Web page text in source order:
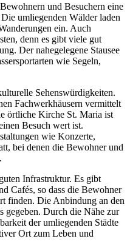
und Besuchern eine
umliegenden Wälder laden
ein. Auch
denn es gibt viele gut
Der nahegelegene Stausee
wie Segeln,
Sehenswürdigkeiten.
Fachwerkhäusern vermittelt
örtliche Kirche St. Maria ist
Besuch wert ist.
wie Konzerte,
bei denen die Bewohner und
Infrastruktur. Es gibt
Cafés, so dass die Bewohner
finden. Die Anbindung an den
gegeben. Durch die Nähe zur
der umliegenden Städte
Ort zum Leben und